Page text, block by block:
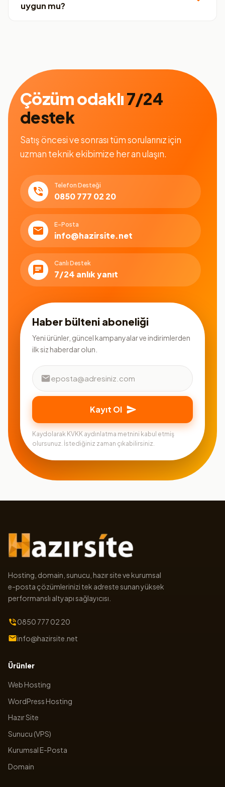
uygun mu?
Çözüm odaklı7/24
destek
Satış öncesi ve sonrası tüm sorularınız için
uzman teknik ekibimize her an ulaşın.
Telefon Desteği
0850 777 02 20
E-Posta
info@hazirsite.net
Canlı Destek
7/24 anlık yanıt
Haber bülteni aboneliği
Yeni ürünler, güncel kampanyalar ve indirimlerden
ilk siz haberdar olun.
Kayıt Ol
Kaydolarak KVKK aydınlatma metnini kabul etmiş
olursunuz. İstediğiniz zaman çıkabilirsiniz.
Hosting, domain, sunucu, hazır site ve kurumsal
e-posta çözümlerinizi tek adreste sunan yüksek
performanslı altyapı sağlayıcısı.
0850 777 02 20
info@hazirsite.net
Ürünler
Web Hosting
WordPress Hosting
Hazır Site
Sunucu (VPS)
Kurumsal E-Posta
Domain